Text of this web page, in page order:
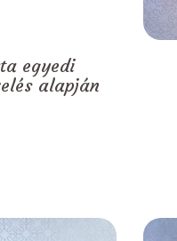
egyedi
alapján